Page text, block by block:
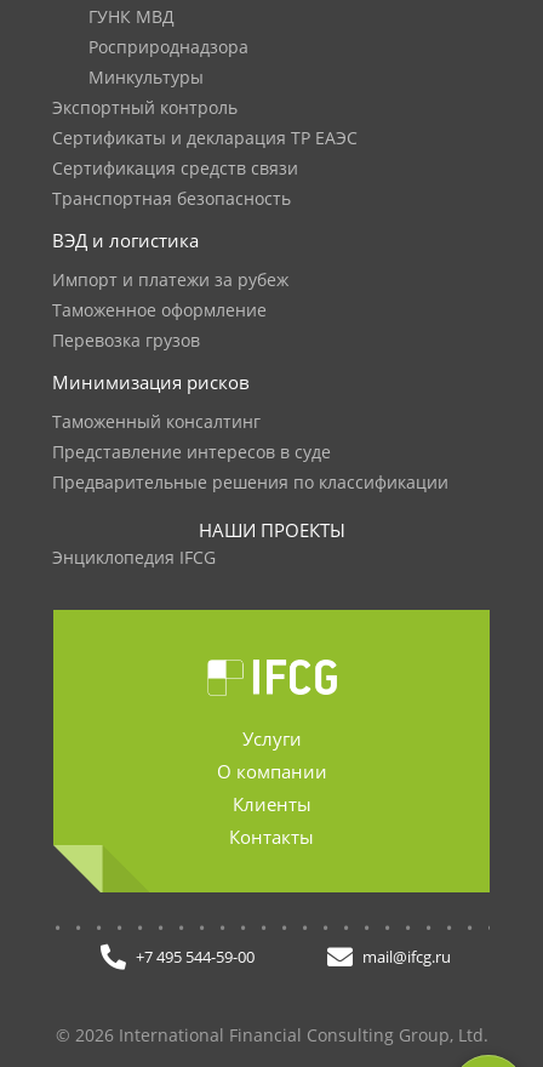
ГУНК МВД
Росприроднадзора
Минкультуры
Экспортный контроль
Сертификаты и декларация ТР ЕАЭС
Сертификация средств связи
Транспортная безопасность
ВЭД и логистика
Импорт и платежи за рубеж
Таможенное оформление
Перевозка грузов
Минимизация рисков
Таможенный консалтинг
Представление интересов в суде
Предварительные решения по классификации
НАШИ ПРОЕКТЫ
Энциклопедия IFCG
Услуги
О компании
Клиенты
Контакты
+7 495 544-59-00 mail@ifcg.ru
© 2026 International Financial Consulting Group, Ltd.